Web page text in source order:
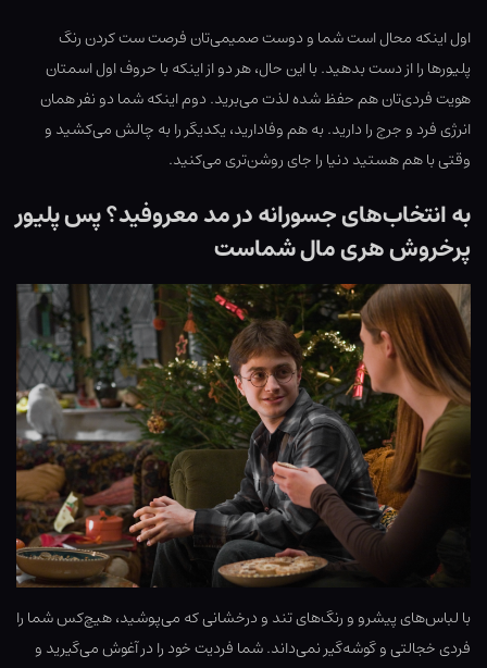
اول اینکه محال است شما و دوست صمیمی‌تان فرصت ست کردن رنگ
پلیورها را از دست بدهید. با این حال، هر دو از اینکه با حروف اول اسمتان
هویت فردی‌تان هم حفظ شده لذت می‌برید. دوم اینکه شما دو نفر همان
انرژی فرد و جرج را دارید. به هم وفادارید، یکدیگر را به چالش می‌کشید و
وقتی با هم هستید دنیا را جای روشن‌تری می‌کنید.
به انتخاب‌های جسورانه در مد معروفید؟ پس پلیور
پرخروش هری مال شماست
با لباس‌های پیشرو و رنگ‌های تند و درخشانی که می‌پوشید، هیچ‌کس شما را
فردی خجالتی و گوشه‌گیر نمی‌داند. شما فردیت خود را در آغوش می‌گیرید و